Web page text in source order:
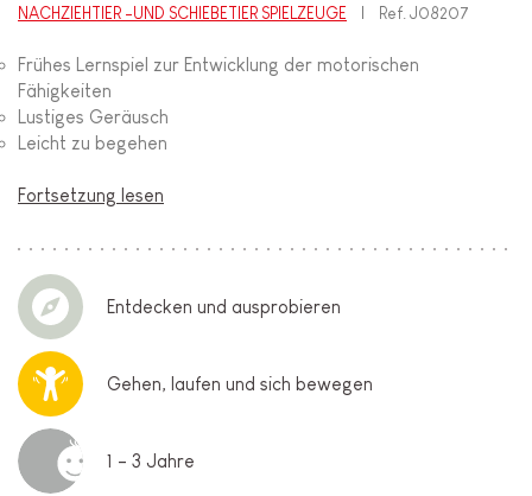
NACHZIEHTIER -UND SCHIEBETIER SPIELZEUGE Ref.J08207
Frühes Lernspiel zur Entwicklung der motorischen
Fähigkeiten
Lustiges Geräusch
Leicht zu begehen
Fortsetzung lesen
Entdecken und ausprobieren
Gehen, laufen und sich bewegen
1 - 3 Jahre